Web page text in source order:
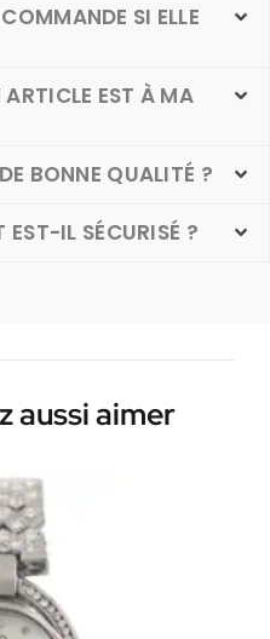
SI ELLE
EST À MA
BONNE QUALITÉ ?
EST-IL SÉCURISÉ ?
aussi aimer